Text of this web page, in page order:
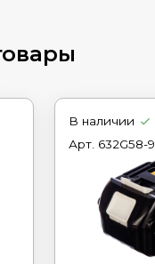
В наличии
Арт. 632G58-9